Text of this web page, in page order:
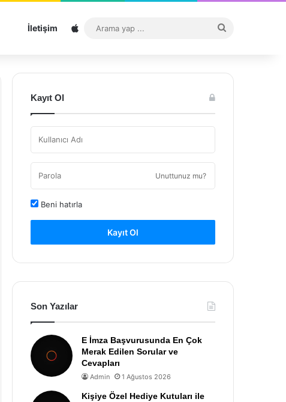
İletişim Sitemap
...
Kayıt Ol
Unuttunuz mu?
Beni hatırla
Kayıt Ol
Son Yazılar
E İmza Başvurusunda En Çok
Merak Edilen Sorular ve
Cevapları
Admin 1 Ağustos 2026
Kişiye Özel Hediye Kutuları ile